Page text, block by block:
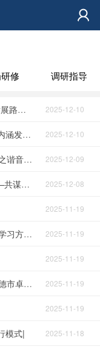
修 调研指导
智能 ▏人工智能时代名师工作室迭代升级发展路径思考| 2025-12-10
破局 | 赋能与共生：资源约束下名师工作室内涵发展的路径探索——以陈燕教育科研工作室的实践演进为例| 2025-12-10
探析▕ 名师工作室建设路径探析：基于“室”之谐音文化的分析| 2025-12-09
破局与立新：一场教育智库的“头脑风暴”——共谋名师工作室高质量发展路径| 2025-12-08
2025-11-19
解析纾困项目式学习与大单元教学——指向学习方式变革的 AI赋能| 2025-11-19
2025-11-19
基于既有经验和面临问题的实践改进——承德市卓越名师工作室专题研修纪实| 2025-11-19
2025-11-19
模式| 2025-11-18